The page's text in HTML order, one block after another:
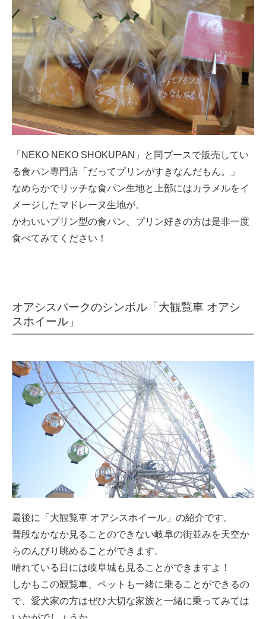
「NEKO NEKO SHOKUPAN」と同ブースで販売してい
る食パン専門店「だってプリンがすきなんだもん。」
なめらかでリッチな食パン生地と上部にはカラメルをイ
メージしたマドレーヌ生地が。
かわいいプリン型の食パン、プリン好きの方は是非一度
食べてみてください！
オアシスパークのシンボル「大観覧車 オアシ
スホイール」
最後に「大観覧車 オアシスホイール」の紹介です。
普段なかなか見ることのできない岐阜の街並みを天空か
らのんびり眺めることができます。
晴れている日には岐阜城も見ることができますよ！
しかもこの観覧車、ペットも一緒に乗ることができるの
で、愛犬家の方はぜひ大切な家族と一緒に乗ってみては